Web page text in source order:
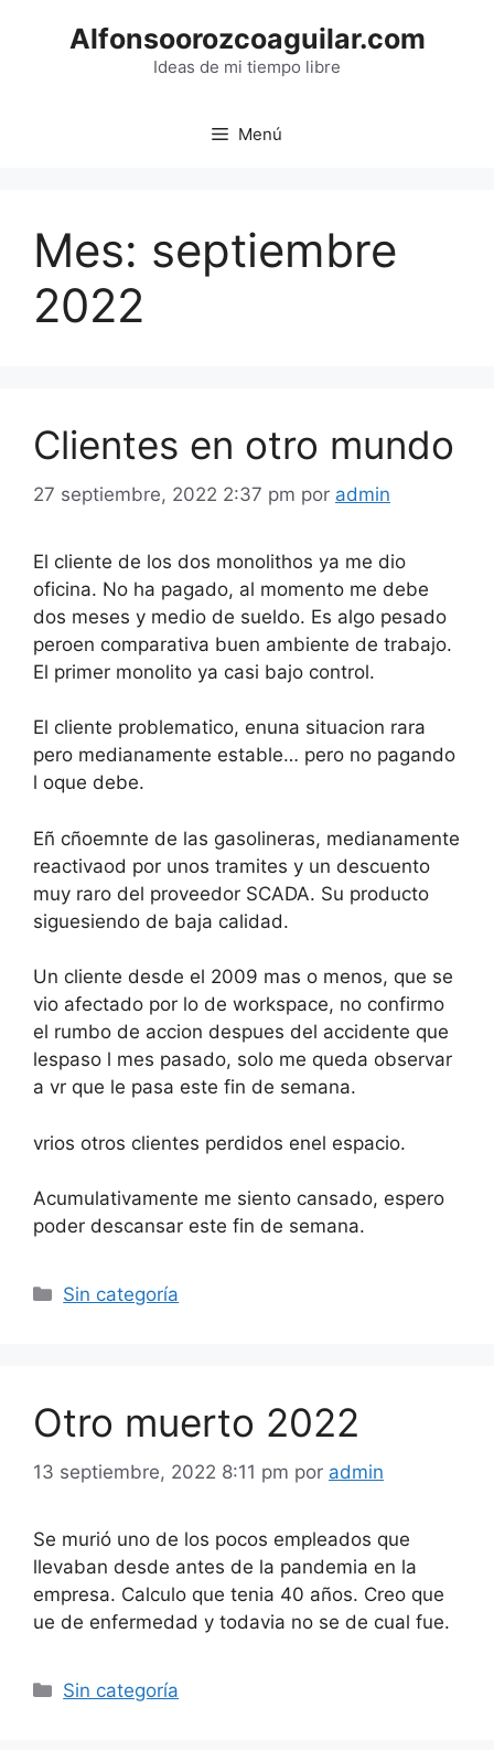
Alfonsoorozcoaguilar.com
Ideas de mi tiempo libre
Menú
Mes: septiembre
2022
Clientes en otro mundo
27 septiembre, 2022 2:37 pm por admin
El cliente de los dos monolithos ya me dio
oficina. No ha pagado, al momento me debe
dos meses y medio de sueldo. Es algo pesado
peroen comparativa buen ambiente de trabajo.
El primer monolito ya casi bajo control.
El cliente problematico, enuna situacion rara
pero medianamente estable… pero no pagando
l oque debe.
Eñ cñoemnte de las gasolineras, medianamente
reactivaod por unos tramites y un descuento
muy raro del proveedor SCADA. Su producto
siguesiendo de baja calidad.
Un cliente desde el 2009 mas o menos, que se
vio afectado por lo de workspace, no confirmo
el rumbo de accion despues del accidente que
lespaso l mes pasado, solo me queda observar
a vr que le pasa este fin de semana.
vrios otros clientes perdidos enel espacio.
Acumulativamente me siento cansado, espero
poder descansar este fin de semana.
Categorías
Sin categoría
Otro muerto 2022
13 septiembre, 2022 8:11 pm por admin
Se murió uno de los pocos empleados que
llevaban desde antes de la pandemia en la
empresa. Calculo que tenia 40 años. Creo que
ue de enfermedad y todavia no se de cual fue.
Categorías
Sin categoría